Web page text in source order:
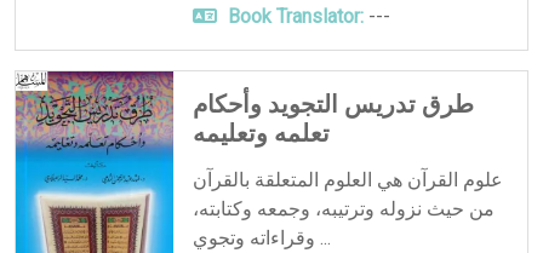
Book Translator:---
طرق تدريس التجويد وأحكام
تعلمه وتعليمه
علوم القرآن هي العلوم المتعلقة بالقرآن
من حيث نزوله وترتيبه، وجمعه وكتابته،
وقراءاته وتجوي ...